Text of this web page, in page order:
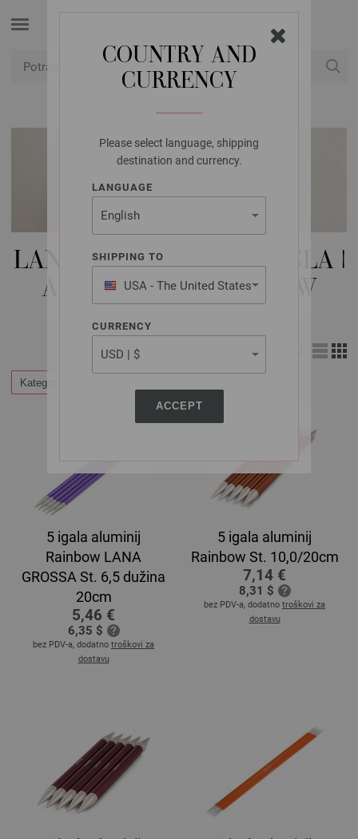
COUNTRY AND
CURRENCY
Please select language, shipping
destination and currency.
LANGUAGE
SHIPPING TO
USA - The United States
of America
CURRENCY
ACCEPT
LANA GROSSA IGLE | 5 IGLA |
ALUMINIJSKA RAINBOW
Kategorije
5 igala aluminij
Rainbow LANA
GROSSA St. 6,5 dužina
20cm
5,46 €
6,35 $
bez PDV-a, dodatno troškovi za
dostavu
5 igala aluminij
Rainbow St. 10,0/20cm
7,14 €
8,31 $
bez PDV-a, dodatno troškovi za
dostavu